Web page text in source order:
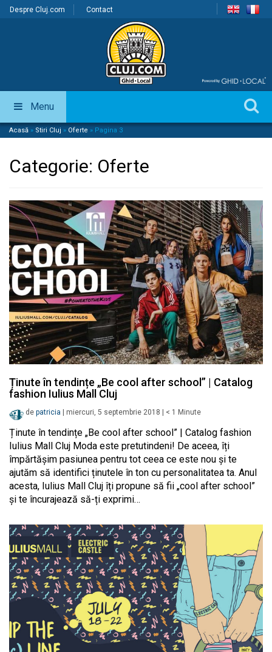
Despre Cluj.com Contact
Menu
Acasă » Stiri Cluj » Oferte » Pagina 3
Categorie: Oferte
Ținute în tendințe „Be cool after school” | Catalog
fashion Iulius Mall Cluj
de patricia miercuri, 5 septembrie 2018 < 1 Minute
Ținute în tendințe „Be cool after school” | Catalog fashion
Iulius Mall Cluj Moda este pretutindeni! De aceea, îți
împărtășim pasiunea pentru tot ceea ce este nou și te
ajutăm să identifici ținutele în ton cu personalitatea ta. Anul
acesta, Iulius Mall Cluj îți propune să fii „cool after school”
și te încurajează să-ți exprimi…